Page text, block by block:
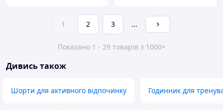
1 2 3 ...
Показано 1 - 29 товарів з 1000+
Дивись також
Шорти для активного відпочинку Годинник для